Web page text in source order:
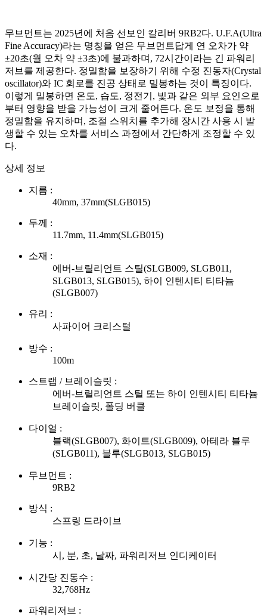
무브먼트는 2025년에 처음 선보인 칼리버 9RB2다. U.F.A(Ultra
Fine Accuracy)라는 명칭을 얻은 무브먼트답게 연 오차가 약
±20초(월 오차 약 ±3초)에 불과하며, 72시간이라는 긴 파워리
저브를 제공한다. 정밀함을 보장하기 위해 수정 진동자(Crystal
oscillator)와 IC 회로를 진공 상태로 밀봉하는 것이 특징이다.
이렇게 밀봉하면 온도, 습도, 정전기, 빛과 같은 외부 요인으로
부터 영향을 받을 가능성이 크게 줄어든다. 온도 보정을 통해
정밀함을 유지하며, 조절 스위치를 추가해 장시간 사용 시 발
생할 수 있는 오차를 서비스 과정에서 간단하게 조정할 수 있
다.
상세 정보
지름 :
40mm, 37mm(SLGB015)
두께 :
11.7mm, 11.4mm(SLGB015)
소재 :
에버-브릴리언트 스틸(SLGB009, SLGB011,
SLGB013, SLGB015), 하이 인텐시티 티타늄
(SLGB007)
유리 :
사파이어 크리스털
방수 :
100m
스트랩 / 브레이슬릿 :
에버-브릴리언트 스틸 또는 하이 인텐시티 티타늄
브레이슬릿, 폴딩 버클
다이얼 :
블랙(SLGB007), 화이트(SLGB009), 아테라 블루
(SLGB011), 블루(SLGB013, SLGB015)
무브먼트 :
9RB2
방식 :
스프링 드라이브
기능 :
시, 분, 초, 날짜, 파워리저브 인디케이터
시간당 진동수 :
32,768Hz
파워리저브 :